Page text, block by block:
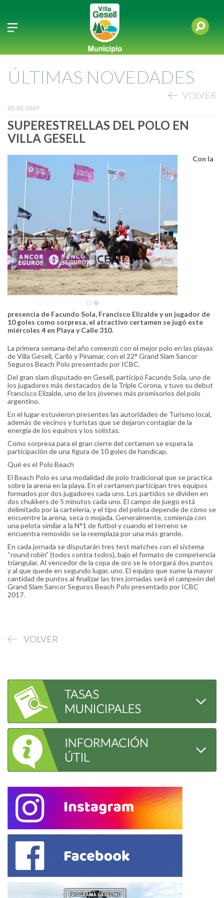
ÚLTIMAS NOVEDADES
VOLVER
05-01-2017
SUPERESTRELLAS DEL POLO EN
VILLA GESELL
Con la
presencia de Facundo Sola, Francisco Elizalde y un jugador de
10 goles como sorpresa, el atractivo certamen se jugó este
miércoles 4 en Playa y Calle 310.
La primera semana del año comenzó con el mejor polo en las playas
de Villa Gesell, Cariló y Pinamar, con el 22° Grand Slam Sancor
Seguros Beach Polo presentado por ICBC.
Del gran slam disputado en Gesell, participó Facundo Sola, uno de
los jugadores más destacados de la Triple Corona, y tuvo su debut
Francisco Elizalde, uno de los jóvenes más promisorios del polo
argentino.
En el lugar estuvieron presentes las autoridades de Turismo local,
además de vecinos y turistas que se dejaron contagiar de la
energía de los equinos y los solistas.
Como sorpresa para el gran cierre del certamen se espera la
participación de una figura de 10 goles de handicap.
Qué es el Polo Beach
El Beach Polo es una modalidad de polo tradicional que se practica
sobre la arena en la playa. En el certamen participan tres equipos
formados por dos jugadores cada uno. Los partidos se dividen en
dos chukkers de 5 minutos cada uno. El campo de juego está
delimitado por la cartelería, y el tipo del pelota depende de cómo se
encuentre la arena, seca o mojada. Generalmente, comienza con
una pelota similar a la N°1 de futbol y cuando el terreno se
encuentra removido se la reemplaza por una más grande.
En cada jornada se disputarán tres test matches con el sistema
“round robin” (todos contra todos), bajo el formato de competencia
triangular. Al vencedor de la copa de oro se le otorgará dos puntos
y al que quede en segundo lugar, uno. El equipo que sume la mayor
cantidad de puntos al finalizar las tres jornadas será el campeón del
Grand Slam Sancor Seguros Beach Polo presentado por ICBC
2017.
VOLVER